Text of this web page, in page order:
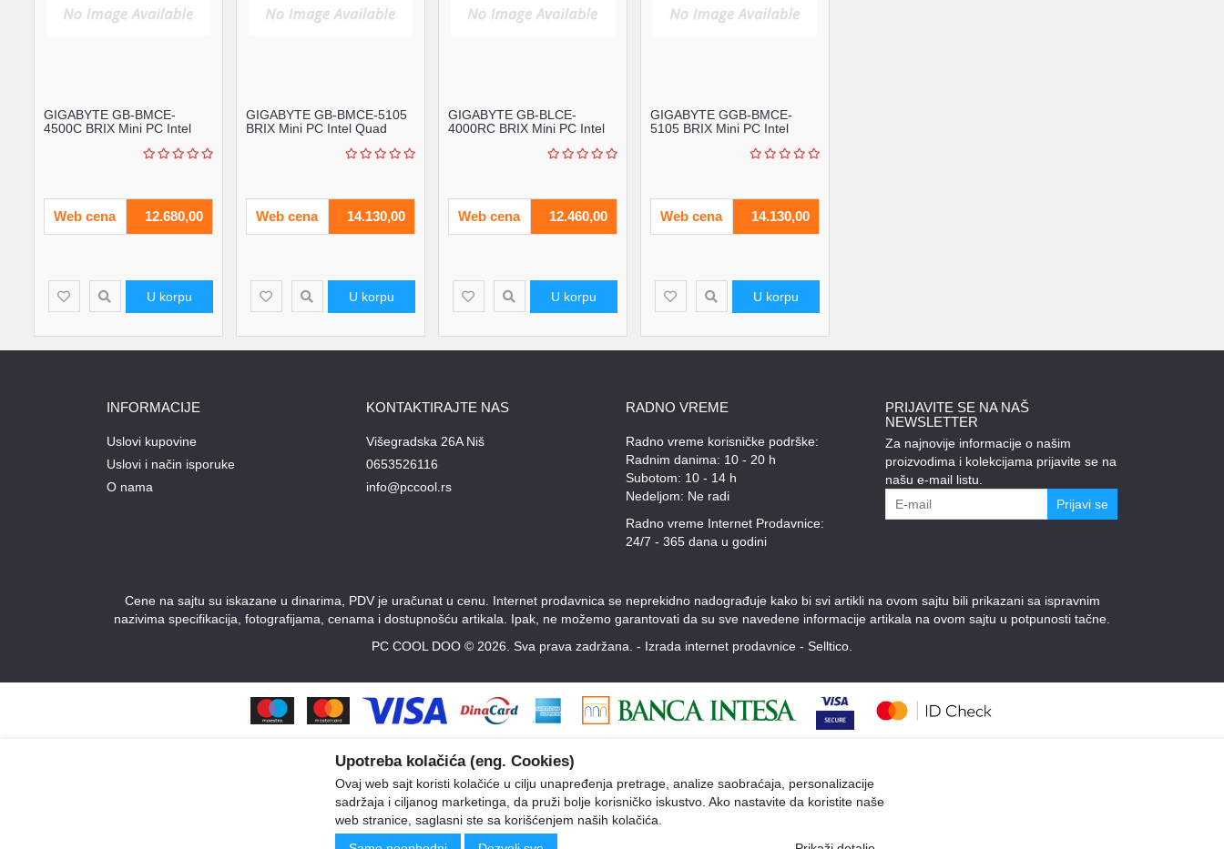
GIGABYTE GB-BMCE-
4500C BRIX Mini PC Intel
Web cena 12.680,00
U korpu
GIGABYTE GB-BMCE-5105
BRIX Mini PC Intel Quad
Web cena 14.130,00
U korpu
GIGABYTE GB-BLCE-
4000RC BRIX Mini PC Intel
Web cena 12.460,00
U korpu
GIGABYTE GGB-BMCE-
5105 BRIX Mini PC Intel
Web cena 14.130,00
U korpu
INFORMACIJE
Uslovi kupovine
Uslovi i način isporuke
O nama
KONTAKTIRAJTE NAS
Višegradska 26A Niš
0653526116
info@pccool.rs
RADNO VREME
Radno vreme korisničke podrške:
Radnim danima: 10 - 20 h
Subotom: 10 - 14 h
Nedeljom: Ne radi
Radno vreme Internet Prodavnice:
24/7 - 365 dana u godini
PRIJAVITE SE NA NAŠ
NEWSLETTER
Za najnovije informacije o našim
proizvodima i kolekcijama prijavite se na
našu e-mail listu.
Prijavi se
Cene na sajtu su iskazane u dinarima, PDV je uračunat u cenu. Internet prodavnica se neprekidno nadograđuje kako bi svi artikli na ovom sajtu bili prikazani sa ispravnim
nazivima specifikacija, fotografijama, cenama i dostupnošću artikala. Ipak, ne možemo garantovati da su sve navedene informacije artikala na ovom sajtu u potpunosti tačne.
PC COOL DOO © 2026. Sva prava zadržana. - Izrada internet prodavnice - Selltico.
Upotreba kolačića (eng. Cookies)
Ovaj web sajt koristi kolačiće u cilju unapređenja pretrage, analize saobraćaja, personalizacije
sadržaja i ciljanog marketinga, da pruži bolje korisničko iskustvo. Ako nastavite da koristite naše
web stranice, saglasni ste sa korišćenjem naših kolačića.